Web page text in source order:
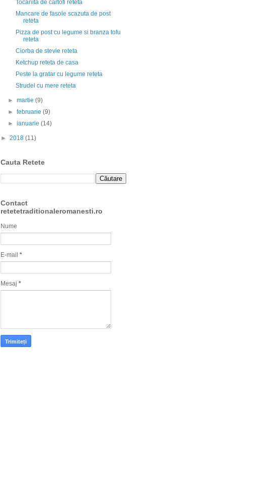
Tocanita de cartofi reteta
Mancare de fasole scazuta de post
reteta
Pizza de post cu legume si branza tofu
reteta
Ciorba de stevie reteta
Ketchup reteta de casa
Peste la gratar cu legume reteta
Strudel cu mere reteta
►martie(9)
►februarie(9)
►ianuarie(14)
► 2018 (11)
Cauta Retete
Contact
retetetraditionaleromanesti.ro
Nume
E-mail *
Mesaj *